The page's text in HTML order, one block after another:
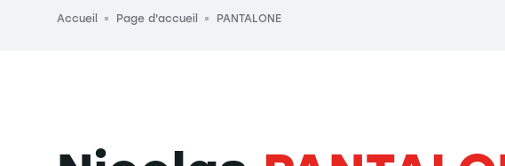
Fil d'Ariane
Accueil Page d'accueil PANTALONE